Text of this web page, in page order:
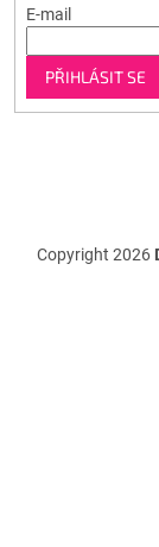
E-mail
PŘIHLÁSIT SE
Copyright 2026